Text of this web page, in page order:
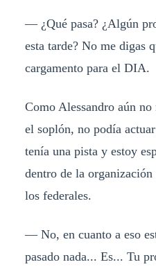
— ¿Qué pasa? ¿Algún
esta tarde? No me digas
cargamento para el DIA.
Como Alessandro aún
el soplón, no podía
tenía una pista y estoy
dentro de la organización
los federales.
— No, en cuanto a eso
pasado nada... Es... Tu